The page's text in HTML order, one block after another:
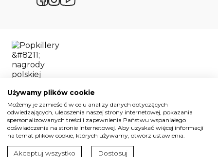
Wszelkie prawa zastrzeżone. 2026.
Projekt i realizacja:Mateusz Nowaczyk
Używamy plików cookie
Możemy je zamieścić w celu analizy danych dotyczących
odwiedzających, ulepszenia naszej strony internetowej, pokazania
spersonalizowanych treści i zapewnienia Państwu wspaniałego
doświadczenia na stronie internetowej. Aby uzyskać więcej informacji
na temat plików cookie, których używamy, otwórz ustawienia.
Akceptuj wszystko Dostosuj